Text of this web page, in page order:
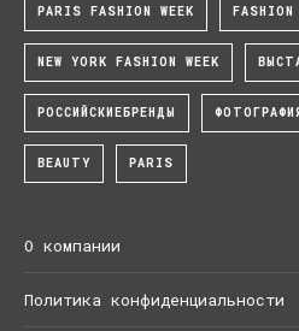
PARIS FASHION WEEK FASHION
NEW YORK FASHION WEEK
РОССИЙСКИЕБРЕНДЫ
BEAUTY PARIS
О компании
Политика конфиденциальности